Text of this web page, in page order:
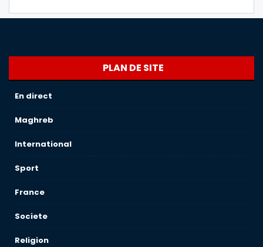
PLAN DE SITE
En direct
Maghreb
International
Sport
France
Societe
Religion